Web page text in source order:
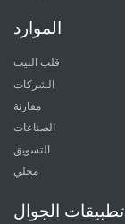
الموارد
قلب البيت
الشركات
مقارنة
الصناعات
التسويق
محلي
تطبيقات الجوال